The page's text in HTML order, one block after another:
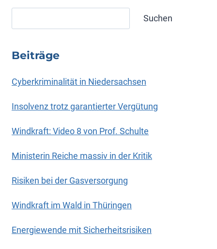
Suchen
Beiträge
Cyberkriminalität in Niedersachsen
Insolvenz trotz garantierter Vergütung
Windkraft: Video 8 von Prof. Schulte
Ministerin Reiche massiv in der Kritik
Risiken bei der Gasversorgung
Windkraft im Wald in Thüringen
Energiewende mit Sicherheitsrisiken